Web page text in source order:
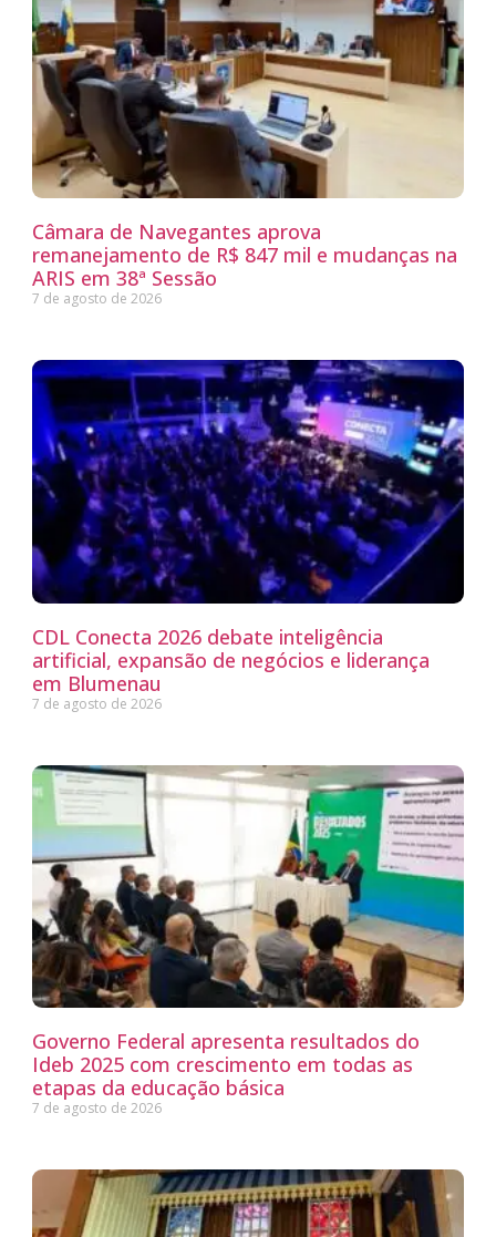
Câmara de Navegantes aprova
remanejamento de R$ 847 mil e mudanças na
ARIS em 38ª Sessão
7 de agosto de 2026
CDL Conecta 2026 debate inteligência
artificial, expansão de negócios e liderança
em Blumenau
7 de agosto de 2026
Governo Federal apresenta resultados do
Ideb 2025 com crescimento em todas as
etapas da educação básica
7 de agosto de 2026